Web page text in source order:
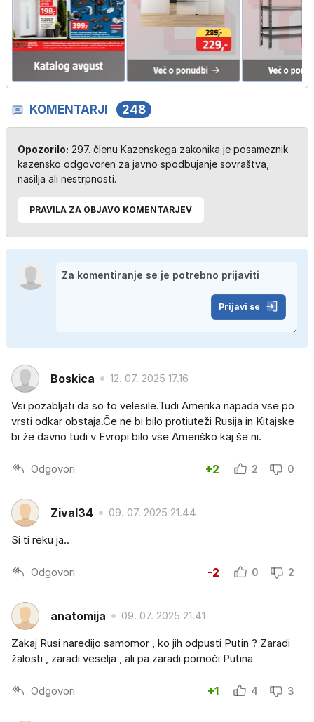
KOMENTARJI 248
Opozorilo: 297. členu Kazenskega zakonika je posameznik
kazensko odgovoren za javno spodbujanje sovraštva,
nasilja ali nestrpnosti.
PRAVILA ZA OBJAVO KOMENTARJEV
Prijavi se
Boskica 12. 07. 2025 17.16
Vsi pozabljati da so to velesile.Tudi Amerika napada vse po
vrsti odkar obstaja.Če ne bi bilo protiuteži Rusija in Kitajske
bi že davno tudi v Evropi bilo vse Ameriško kaj še ni.
Odgovori +2 2 0
Zival34 09. 07. 2025 21.44
Si ti reku ja..
Odgovori -2 0 2
anatomija 09. 07. 2025 21.41
Zakaj Rusi naredijo samomor , ko jih odpusti Putin ? Zaradi
žalosti , zaradi veselja , ali pa zaradi pomoči Putina
Odgovori +1 4 3